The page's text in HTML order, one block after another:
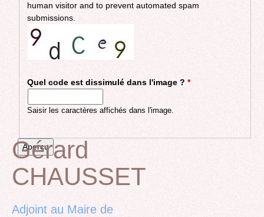
human visitor and to prevent automated spam
submissions.
Quel code est dissimulé dans l'image ?*
Saisir les caractères affichés dans l'image.
Back
to
Gérard
CHAUSSET
Adjoint au Maire de